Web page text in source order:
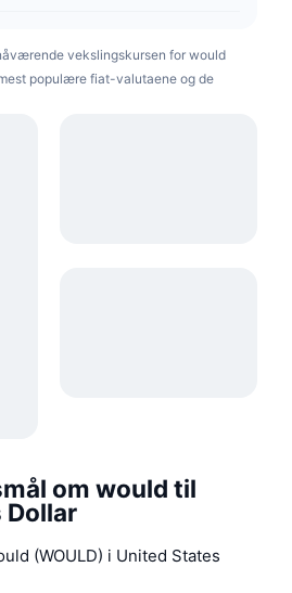
vekslingskursen for would
populære fiat-valutaene og de
om would til
Dollar
(WOULD) i United States